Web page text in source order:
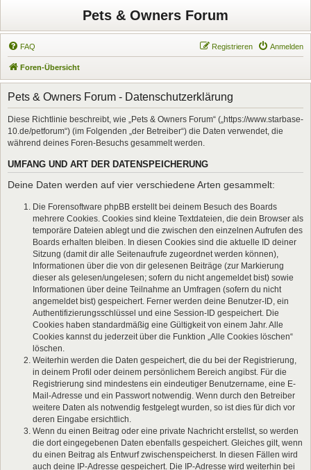
Pets & Owners Forum
FAQ Anmelden
Registrieren
Foren-Übersicht
Pets & Owners Forum - Datenschutzerklärung
Diese Richtlinie beschreibt, wie „Pets & Owners Forum“ („https://www.starbase-
10.de/petforum“) (im Folgenden „der Betreiber“) die Daten verwendet, die
während deines Foren-Besuchs gesammelt werden.
UMFANG UND ART DER DATENSPEICHERUNG
Deine Daten werden auf vier verschiedene Arten gesammelt:
Die Forensoftware phpBB erstellt bei deinem Besuch des Boards
mehrere Cookies. Cookies sind kleine Textdateien, die dein Browser als
temporäre Dateien ablegt und die zwischen den einzelnen Aufrufen des
Boards erhalten bleiben. In diesen Cookies sind die aktuelle ID deiner
Sitzung (damit dir alle Seitenaufrufe zugeordnet werden können),
Informationen über die von dir gelesenen Beiträge (zur Markierung
dieser als gelesen/ungelesen; sofern du nicht angemeldet bist) sowie
Informationen über deine Teilnahme an Umfragen (sofern du nicht
angemeldet bist) gespeichert. Ferner werden deine Benutzer-ID, ein
Authentifizierungsschlüssel und eine Session-ID gespeichert. Die
Cookies haben standardmäßig eine Gültigkeit von einem Jahr. Alle
Cookies kannst du jederzeit über die Funktion „Alle Cookies löschen“
löschen.
Weiterhin werden die Daten gespeichert, die du bei der Registrierung,
in deinem Profil oder deinem persönlichem Bereich angibst. Für die
Registrierung sind mindestens ein eindeutiger Benutzername, eine E-
Mail-Adresse und ein Passwort notwendig. Wenn durch den Betreiber
weitere Daten als notwendig festgelegt wurden, so ist dies für dich vor
deren Eingabe ersichtlich.
Wenn du einen Beitrag oder eine private Nachricht erstellst, so werden
die dort eingegebenen Daten ebenfalls gespeichert. Gleiches gilt, wenn
du einen Beitrag als Entwurf zwischenspeicherst. In diesen Fällen wird
auch deine IP-Adresse gespeichert. Die IP-Adresse wird weiterhin bei